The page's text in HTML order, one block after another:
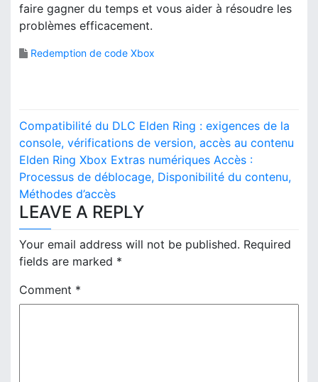
faire gagner du temps et vous aider à résoudre les
problèmes efficacement.
Redemption de code Xbox
P
o
s
t
n
a
v
i
Compatibilité du DLC Elden Ring : exigences de la
console, vérifications de version, accès au contenu
Elden Ring Xbox Extras numériques Accès :
Processus de déblocage, Disponibilité du contenu,
Méthodes d’accès
LEAVE A REPLY
Your email address will not be published. Required
fields are marked *
Comment *